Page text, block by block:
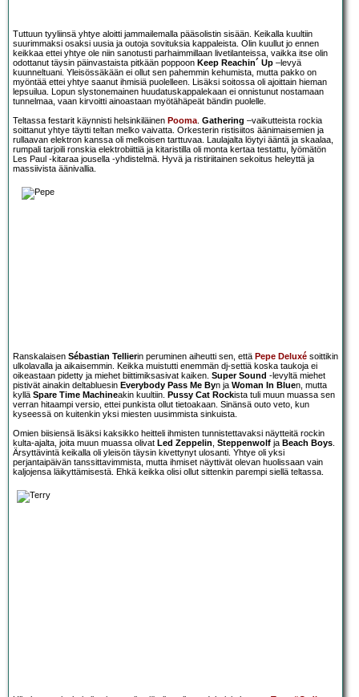
Tuttuun tyyliinsä yhtye aloitti jammailemalla pääsolistin sisään. Keikalla kuultiin
suurimmaksi osaksi uusia ja outoja sovituksia kappaleista. Olin kuullut jo ennen
keikkaa ettei yhtye ole niin sanotusti parhaimmillaan livetilanteissa, vaikka itse olin
odottanut täysin päinvastaista pitkään poppoon Keep Reachin´ Up –levyä
kuunneltuani. Yleisössäkään ei ollut sen pahemmin kehumista, mutta pakko on
myöntää ettei yhtye saanut ihmisiä puolelleen. Lisäksi soitossa oli ajoittain hieman
lepsuilua. Lopun slystonemainen huudatuskappalekaan ei onnistunut nostamaan
tunnelmaa, vaan kirvoitti ainoastaan myötähäpeät bändin puolelle.
Teltassa festarit käynnisti helsinkiläinen Pooma. Gathering –vaikutteista rockia
soittanut yhtye täytti teltan melko vaivatta. Orkesterin ristisiitos äänimaisemien ja
rullaavan elektron kanssa oli melkoisen tarttuvaa. Laulajalta löytyi ääntä ja skaalaa,
rumpali tarjoili ronskia elektrobiittiä ja kitaristilla oli monta kertaa testattu, lyömätön
Les Paul -kitaraa jousella -yhdistelmä. Hyvä ja ristiriitainen sekoitus heleyttä ja
massiivista äänivallia.
Ranskalaisen Sébastian Tellierin peruminen aiheutti sen, että Pepe Deluxé soittikin
ulkolavalla ja aikaisemmin. Keikka muistutti enemmän dj-settiä koska taukoja ei
oikeastaan pidetty ja miehet biittimiksasivat kaiken. Super Sound -levyltä miehet
pistivät ainakin deltabluesin Everybody Pass Me Byn ja Woman In Bluen, mutta
kyllä Spare Time Machineakin kuultiin. Pussy Cat Rockista tuli muun muassa sen
verran hitaampi versio, ettei punkista ollut tietoakaan. Sinänsä outo veto, kun
kyseessä on kuitenkin yksi miesten uusimmista sinkuista.
Omien biisiensä lisäksi kaksikko heitteli ihmisten tunnistettavaksi näytteitä rockin
kulta-ajalta, joita muun muassa olivat Led Zeppelin, Steppenwolf ja Beach Boys.
Ärsyttävintä keikalla oli yleisön täysin kivettynyt ulosanti. Yhtye oli yksi
perjantaipäivän tanssittavimmista, mutta ihmiset näyttivät olevan huolissaan vain
kaljojensa läikyttämisestä. Ehkä keikka olisi ollut sittenkin parempi siellä teltassa.